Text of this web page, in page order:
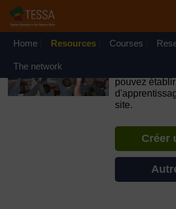
Passer au contenu principal
OpenLearn Create will be unavailable
August 2026 from 8am to 10.30am
Home Resources Courses
The network
pouvez établir
site.
Créer